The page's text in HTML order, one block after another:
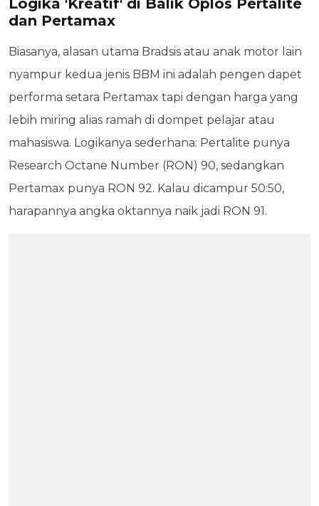
Logika 'Kreatif' di Balik Oplos Pertalite
dan Pertamax
Biasanya, alasan utama Bradsis atau anak motor lain
nyampur kedua jenis BBM ini adalah pengen dapet
performa setara Pertamax tapi dengan harga yang
lebih miring alias ramah di dompet pelajar atau
mahasiswa. Logikanya sederhana: Pertalite punya
Research Octane Number (RON) 90, sedangkan
Pertamax punya RON 92. Kalau dicampur 50:50,
harapannya angka oktannya naik jadi RON 91.